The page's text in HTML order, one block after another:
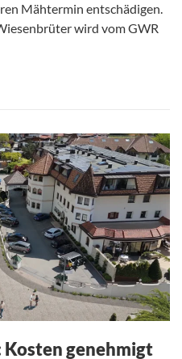
Mähtermin entschädigen.
wird vom GWR
genehmigt